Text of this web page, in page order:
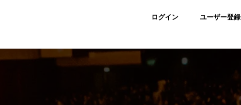
ログイン ユーザー登録